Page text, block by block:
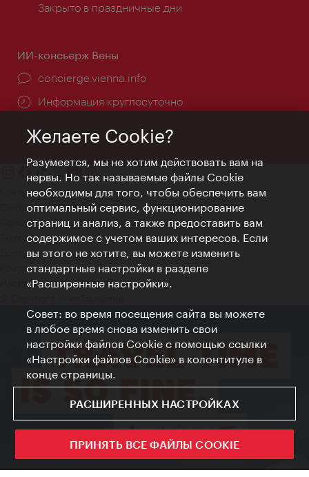
Закрыто в праздничные дни
ИИ-консьерж Вены
concierge.vienna.info
Информация круглосуточно
Контакт
Credits
Положение о конфиденциальности
Terms of Use
Доступность
Контакты для прессы
Настройки файлов Cookie
Желаете Cookie?
Разумеется, мы не хотим действовать вам на
нервы. Но так называемые файлы Cookie
необходимы для того, чтобы обеспечить вам
оптимальный сервис, функционирование
страниц и анализ, а также предоставить вам
содержимое с учетом ваших интересов. Если
вы этого не хотите, вы можете изменить
стандартные настройки в разделе
«Расширенные настройки».
Совет: во время посещения сайта вы можете
в любое время снова изменить свои
настройки файлов Cookie с помощью ссылки
«Настройки файлов Cookie» в колонтитуле в
конце страницы.
РАСШИРЕННЫХ НАСТРОЙКАХ
ПРИНЯТЬ ВСЕ ФАЙЛЫ COOKIE